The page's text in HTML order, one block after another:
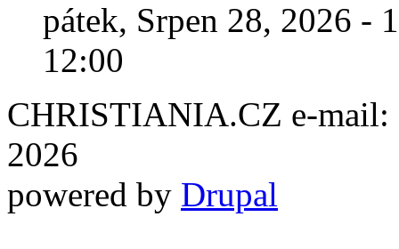
pátek, Srpen 28, 2026 -
12:00
CHRISTIANIA.CZ e-mail:
2026
powered by Drupal